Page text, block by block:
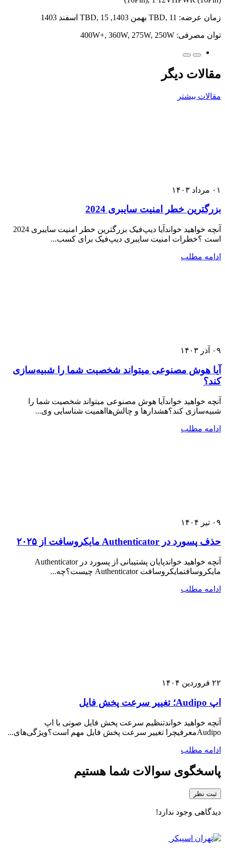
زمان عرضه: TBD, 11 بهمن 1403, TBD, 15 اسفند 1403
توان مصرفی: 400W+, 360W, 275W, 250W
مقالات دیگر
مقالات بیشتر
۰۱ مرداد ۱۴۰۳
بزرگترین خطر امنیت سایبری 2024
آنچه خواهید خواندآیا دیپ‌فیک بزرگترین خطر امنیت سایبری 2024
است ؟خطرات امنیت سایبری دیپ‌فیک برای کسب...
ادامه مطلب
۰۹ آذر ۱۴۰۳
آیا هوش مصنوعی میتواند شخصیت شما را شبیه‌سازی
کند؟
آنچه خواهید خواندآیا هوش مصنوعی میتواند شخصیت شما را
شبیه‌سازی کند؟هشدارها و چالش‌هااهمیت شناسایی وی...
ادامه مطلب
۰۹ تیر ۱۴۰۴
حذف پسورد در Authenticator مایکروسافت از ۲۰۲۵
آنچه خواهید خواندپایان پشتیبانی از پسورد در Authenticator
مایکروسافتمایکروسافت Authenticator چیست؟چه...
ادامه مطلب
۲۲ فروردین ۱۴۰۴
اپ Audipo؛ تغییر سرعت پخش فایل
آنچه خواهید خواندتنظیم سرعت پخش فایل صوتی با اپ
Audipoمعرفیچرا تغییر سرعت پخش فایل مهم است؟ویژگی‌های...
ادامه مطلب
پاسخگوی سوالات شما هستیم
ثبت نظر
دیدگاهی وجود ندارد!